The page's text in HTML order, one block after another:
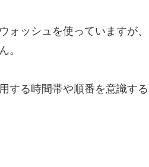
ォッシュを使っていますが
。
する時間帯や順番を意識す